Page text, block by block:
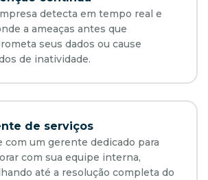
detecta em tempo real e
a ameaças antes que
seus dados ou cause
de inatividade.
de serviços
com um gerente dedicado para
com sua equipe interna,
até a resolução completa do